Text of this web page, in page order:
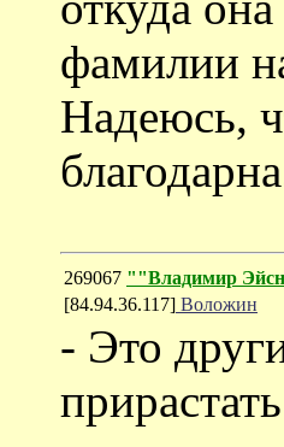
фамилии
Надеюсь,
269067 ""Владимир
[84.94.36.117] Воложин
- Это